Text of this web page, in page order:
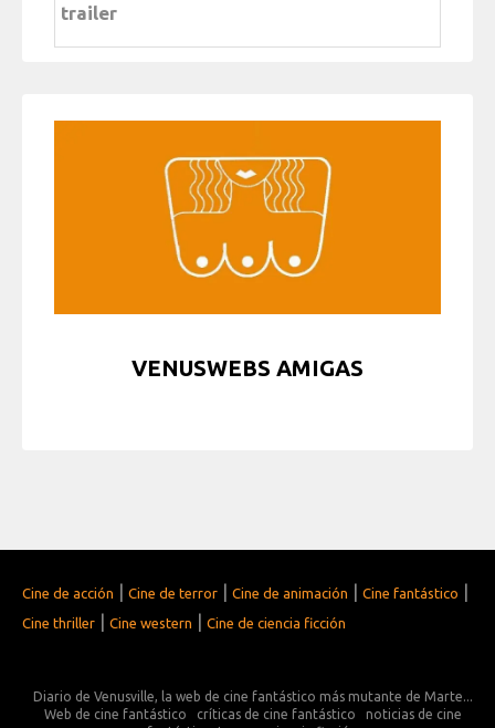
trailer
VENUSWEBS AMIGAS
Cine de acción | Cine de terror | Cine de animación | Cine fantástico |
Cine thriller | Cine western | Cine de ciencia ficción
Diario de Venusville, la web de cine fantástico más mutante de Marte...
Web de cine fantástico
críticas de cine fantástico
noticias de cine